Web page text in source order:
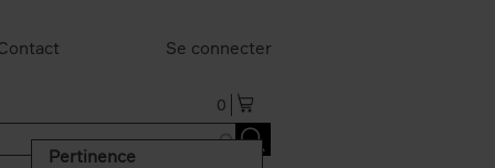
Se connecter
0
Pertinence